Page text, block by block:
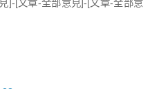
]-[文章-全部意見]-[文章-全部意